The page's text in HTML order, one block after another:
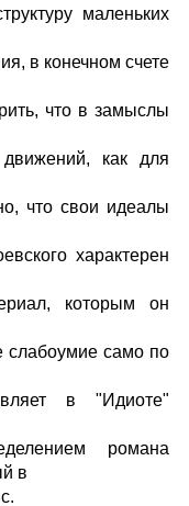
маленьких
в конечном счете
что в замыслы
как для
что свои идеалы
характерен
которым он
слабоумие само по
в "Идиоте"
романа
в